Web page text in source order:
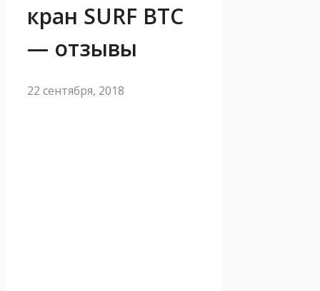
кран SURF BTC
— отзывы
22 сентября, 2018